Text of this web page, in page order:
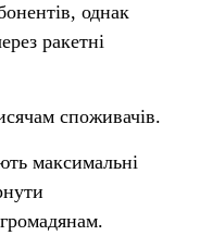
однак
ракетні
споживачів.
максимальні